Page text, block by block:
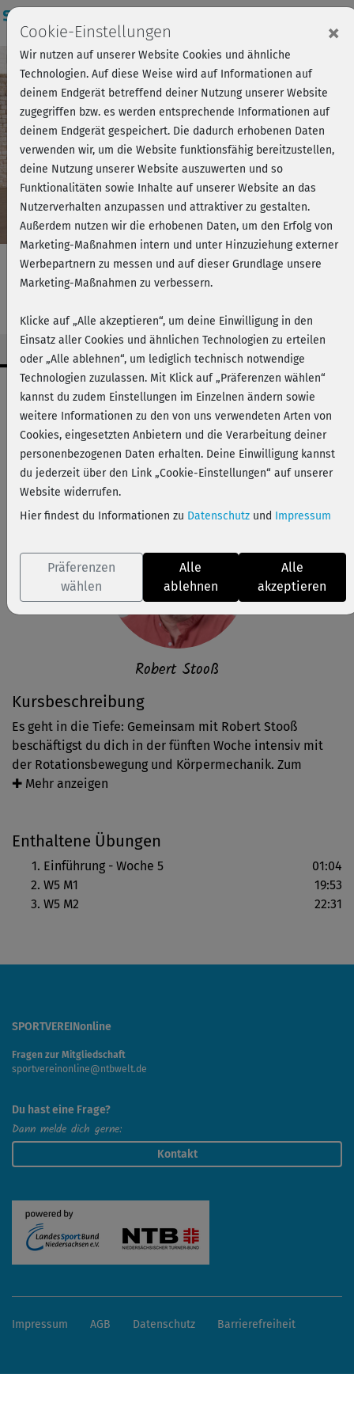
Play
Video
Kursvorschau - Jetzt mitmachen!
Qigong - Kurs 5
Kursbeschreibung
Es geht in die Tiefe: Gemeinsam mit Robert Stooß
beschäftigst du dich in der fünften Woche intensiv mit
der Rotationsbewegung und Körpermechanik. Zum
Einstieg erwartet dich eine kurze Wiederholung von
Wirbelsegmente mobilisierst du deinen Körper und löst
Blockaden. Die Vertiefung deines Wissens und das Üben
verbessern deine Qualität in der Form.
✚ Mehr anzeigen
Enthaltene Übungen
Einführung - Woche 5
01:04
W5 M1
19:53
W5 M2
22:31
Workout-Facts
leicht
44 Min
42 kcal
Robert Stooß
Robert Stooß
SPORTVEREINonline
Fragen zur Mitgliedschaft
sportvereinonline@ntbwelt.de
Du hast eine Frage?
Dann melde dich gerne:
Kontakt
Impressum AGB Datenschutz Barrierefreiheit
Cookie-Einstellungen ×
Wir nutzen auf unserer Website Cookies und ähnliche
Technologien. Auf diese Weise wird auf Informationen auf
deinem Endgerät betreffend deiner Nutzung unserer Website
zugegriffen bzw. es werden entsprechende Informationen auf
deinem Endgerät gespeichert. Die dadurch erhobenen Daten
verwenden wir, um die Website funktionsfähig bereitzustellen,
deine Nutzung unserer Website auszuwerten und so
Funktionalitäten sowie Inhalte auf unserer Website an das
Nutzerverhalten anzupassen und attraktiver zu gestalten.
Außerdem nutzen wir die erhobenen Daten, um den Erfolg von
Marketing-Maßnahmen intern und unter Hinzuziehung externer
Werbepartnern zu messen und auf dieser Grundlage unsere
Marketing-Maßnahmen zu verbessern.
Klicke auf „Alle akzeptieren“, um deine Einwilligung in den
Einsatz aller Cookies und ähnlichen Technologien zu erteilen
oder „Alle ablehnen“, um lediglich technisch notwendige
Technologien zuzulassen. Mit Klick auf „Präferenzen wählen“
kannst du zudem Einstellungen im Einzelnen ändern sowie
weitere Informationen zu den von uns verwendeten Arten von
Cookies, eingesetzten Anbietern und die Verarbeitung deiner
personenbezogenen Daten erhalten. Deine Einwilligung kannst
du jederzeit über den Link „Cookie-Einstellungen“ auf unserer
Website widerrufen.
Hier findest du Informationen zu Datenschutz und Impressum
Präferenzen
wählen
Alle
ablehnen
Alle
akzeptieren